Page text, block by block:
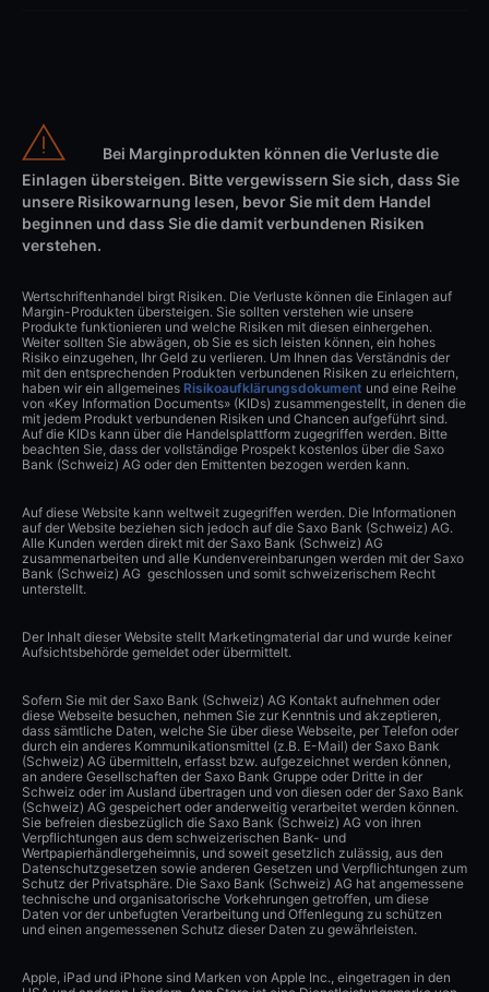
Bei Marginprodukten können die Verluste die
Einlagen übersteigen. Bitte vergewissern Sie sich, dass Sie
unsere Risikowarnung lesen, bevor Sie mit dem Handel
beginnen und dass Sie die damit verbundenen Risiken
verstehen.
Wertschriftenhandel birgt Risiken. Die Verluste können die Einlagen auf
Margin-Produkten übersteigen. Sie sollten verstehen wie unsere
Produkte funktionieren und welche Risiken mit diesen einhergehen.
Weiter sollten Sie abwägen, ob Sie es sich leisten können, ein hohes
Risiko einzugehen, Ihr Geld zu verlieren. Um Ihnen das Verständnis der
mit den entsprechenden Produkten verbundenen Risiken zu erleichtern,
haben wir ein allgemeines Risikoaufklärungsdokument und eine Reihe
von «Key Information Documents» (KIDs) zusammengestellt, in denen die
mit jedem Produkt verbundenen Risiken und Chancen aufgeführt sind.
Auf die KIDs kann über die Handelsplattform zugegriffen werden. Bitte
beachten Sie, dass der vollständige Prospekt kostenlos über die Saxo
Bank (Schweiz) AG oder den Emittenten bezogen werden kann.
Auf diese Website kann weltweit zugegriffen werden. Die Informationen
auf der Website beziehen sich jedoch auf die Saxo Bank (Schweiz) AG.
Alle Kunden werden direkt mit der Saxo Bank (Schweiz) AG
zusammenarbeiten und alle Kundenvereinbarungen werden mit der Saxo
Bank (Schweiz) AG geschlossen und somit schweizerischem Recht
unterstellt.
Der Inhalt dieser Website stellt Marketingmaterial dar und wurde keiner
Aufsichtsbehörde gemeldet oder übermittelt.
Sofern Sie mit der Saxo Bank (Schweiz) AG Kontakt aufnehmen oder
diese Webseite besuchen, nehmen Sie zur Kenntnis und akzeptieren,
dass sämtliche Daten, welche Sie über diese Webseite, per Telefon oder
durch ein anderes Kommunikationsmittel (z.B. E-Mail) der Saxo Bank
(Schweiz) AG übermitteln, erfasst bzw. aufgezeichnet werden können,
an andere Gesellschaften der Saxo Bank Gruppe oder Dritte in der
Schweiz oder im Ausland übertragen und von diesen oder der Saxo Bank
(Schweiz) AG gespeichert oder anderweitig verarbeitet werden können.
Sie befreien diesbezüglich die Saxo Bank (Schweiz) AG von ihren
Verpflichtungen aus dem schweizerischen Bank- und
Wertpapierhändlergeheimnis, und soweit gesetzlich zulässig, aus den
Datenschutzgesetzen sowie anderen Gesetzen und Verpflichtungen zum
Schutz der Privatsphäre. Die Saxo Bank (Schweiz) AG hat angemessene
technische und organisatorische Vorkehrungen getroffen, um diese
Daten vor der unbefugten Verarbeitung und Offenlegung zu schützen
und einen angemessenen Schutz dieser Daten zu gewährleisten.
Apple, iPad und iPhone sind Marken von Apple Inc., eingetragen in den